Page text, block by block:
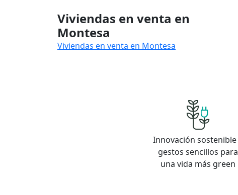
Viviendas en venta en
Montesa
Viviendas en venta en Montesa
Innovación sostenible
gestos sencillos para
una vida más green